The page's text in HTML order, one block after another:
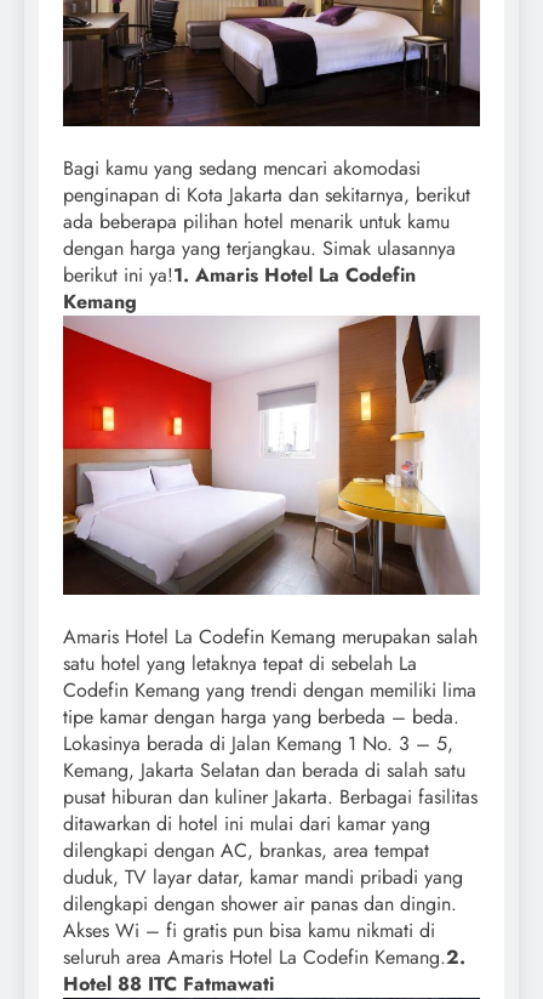
Bagi kamu yang sedang mencari akomodasi
penginapan di Kota Jakarta dan sekitarnya, berikut
ada beberapa pilihan hotel menarik untuk kamu
dengan harga yang terjangkau. Simak ulasannya
berikut ini ya!1. Amaris Hotel La Codefin
Kemang
Amaris Hotel La Codefin Kemang merupakan salah
satu hotel yang letaknya tepat di sebelah La
Codefin Kemang yang trendi dengan memiliki lima
tipe kamar dengan harga yang berbeda – beda.
Lokasinya berada di Jalan Kemang 1 No. 3 – 5,
Kemang, Jakarta Selatan dan berada di salah satu
pusat hiburan dan kuliner Jakarta. Berbagai fasilitas
ditawarkan di hotel ini mulai dari kamar yang
dilengkapi dengan AC, brankas, area tempat
duduk, TV layar datar, kamar mandi pribadi yang
dilengkapi dengan shower air panas dan dingin.
Akses Wi – fi gratis pun bisa kamu nikmati di
seluruh area Amaris Hotel La Codefin Kemang.2.
Hotel 88 ITC Fatmawati